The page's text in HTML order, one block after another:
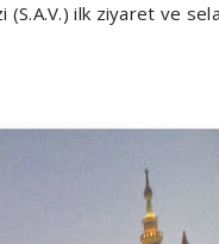
ilk ziyaret ve